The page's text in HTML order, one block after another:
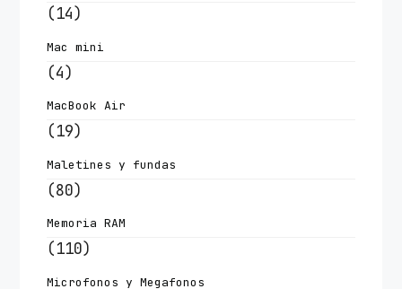
(14)
Mac mini
(4)
MacBook Air
(19)
Maletines y fundas
(80)
Memoria RAM
(110)
Microfonos y Megafonos